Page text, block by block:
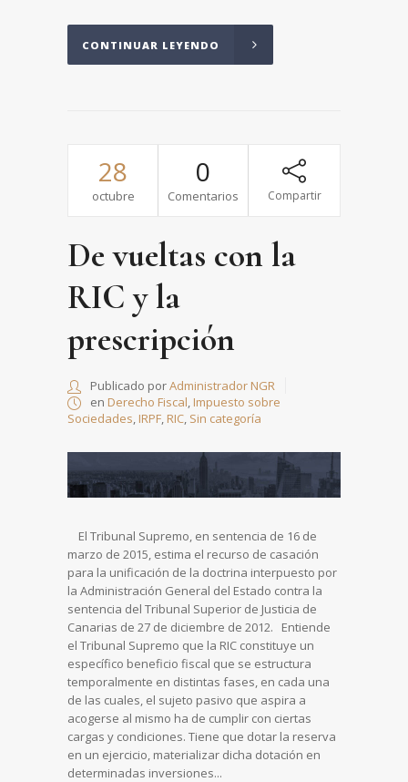
CONTINUAR LEYENDO
28
octubre
0
Comentarios Compartir
De vueltas con la
RIC y la
prescripción
Publicado porAdministrador NGR
en Derecho Fiscal, Impuesto sobre
Sociedades, IRPF, RIC, Sin categoría
El Tribunal Supremo, en sentencia de 16 de
marzo de 2015, estima el recurso de casación
para la unificación de la doctrina interpuesto por
la Administración General del Estado contra la
sentencia del Tribunal Superior de Justicia de
Canarias de 27 de diciembre de 2012. Entiende
el Tribunal Supremo que la RIC constituye un
específico beneficio fiscal que se estructura
temporalmente en distintas fases, en cada una
de las cuales, el sujeto pasivo que aspira a
acogerse al mismo ha de cumplir con ciertas
cargas y condiciones. Tiene que dotar la reserva
en un ejercicio, materializar dicha dotación en
determinadas inversiones...